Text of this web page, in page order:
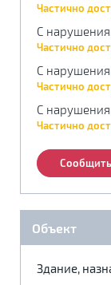
Частично
С
Частично
С
Частично
С
Частично
Объект
Здание,
Адаптация по